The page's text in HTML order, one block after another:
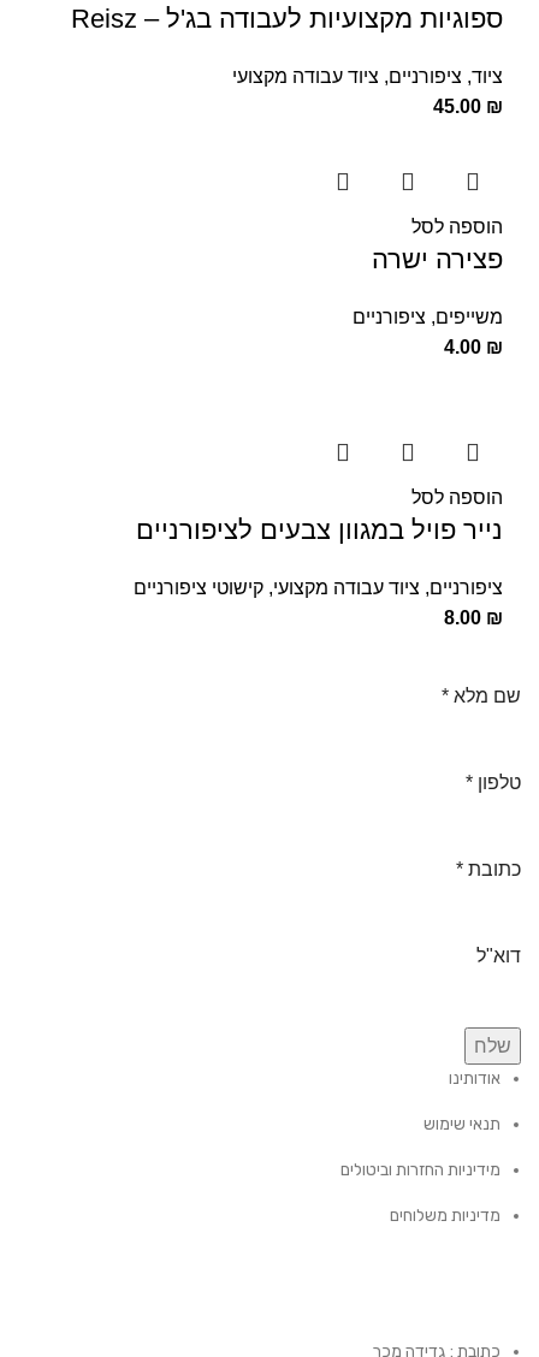
ספוגיות מקצועיות לעבודה בג'ל – Reisz
ציוד, ציפורניים, ציוד עבודה מקצועי
45.00 ₪
הוספה לסל
פצירה ישרה
משייפים, ציפורניים
4.00 ₪
הוספה לסל
נייר פויל במגוון צבעים לציפורניים
ציפורניים, ציוד עבודה מקצועי, קישוטי ציפורניים
8.00 ₪
שם מלא *
טלפון *
כתובת *
דוא"ל
שלח
אודותינו
תנאי שימוש
מידיניות החזרות וביטולים
מדיניות משלוחים
כתובת : גדידה מכר